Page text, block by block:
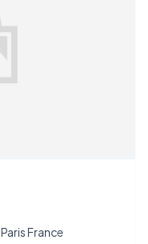
France